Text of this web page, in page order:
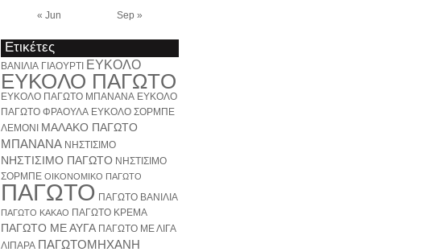
« Jun Sep »
Ετικέτες
ΒΑΝΙΛΙΑ ΓΙΑΟΥΡΤΙ ΕΥΚΟΛΟ
ΕΥΚΟΛΟ ΠΑΓΩΤΟ
ΕΥΚΟΛΟ ΠΑΓΩΤΟ ΜΠΑΝΑΝΑ ΕΥΚΟΛΟ
ΠΑΓΩΤΟ ΦΡΑΟΥΛΑ ΕΥΚΟΛΟ ΣΟΡΜΠΕ
ΛΕΜΟΝΙ
ΜΑΛΑΚΟ ΠΑΓΩΤΟ
ΜΠΑΝΑΝΑ ΝΗΣΤΙΣΙΜΟ
ΝΗΣΤΙΣΙΜΟ ΠΑΓΩΤΟ ΝΗΣΤΙΣΙΜΟ
ΣΟΡΜΠΕ ΟΙΚΟΝΟΜΙΚΟ ΠΑΓΩΤΟ
ΠΑΓΩΤΟ ΠΑΓΩΤΟ ΒΑΝΙΛΙΑ
ΠΑΓΩΤΟ ΚΑΚΑΟ ΠΑΓΩΤΟ ΚΡΕΜΑ
ΠΑΓΩΤΟ ΜΕ ΑΥΓΑ ΠΑΓΩΤΟ ΜΕ ΛΙΓΑ
ΛΙΠΑΡΑ ΠΑΓΩΤΟΜΗΧΑΝΗ